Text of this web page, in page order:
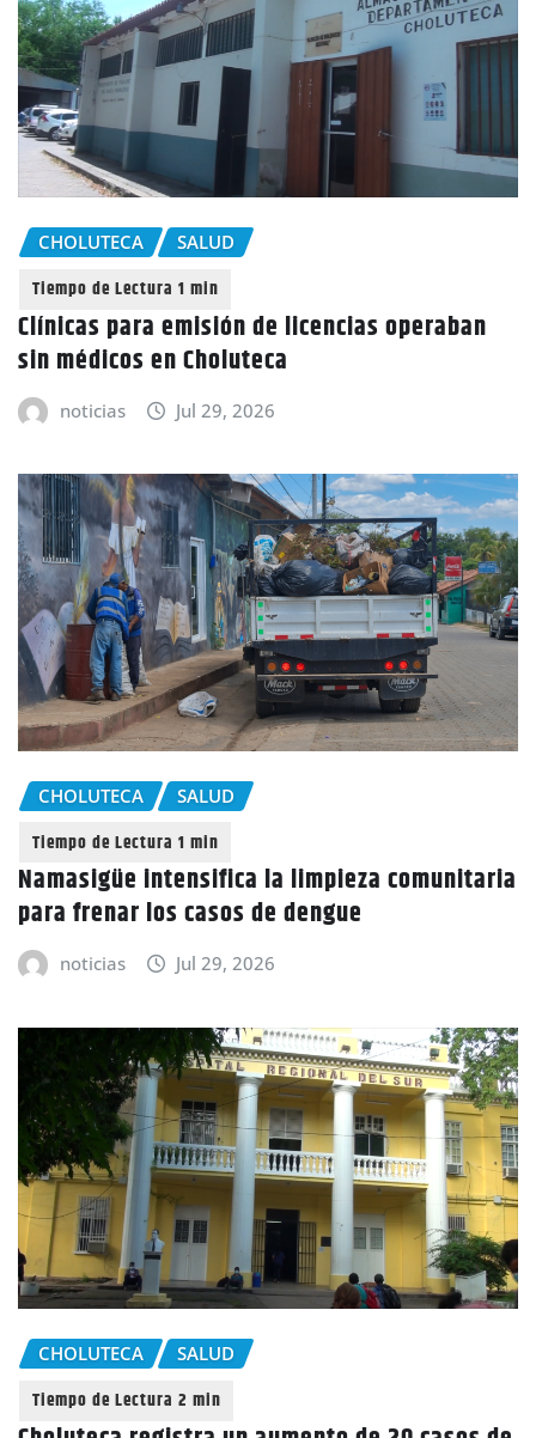
CHOLUTECA SALUD
Clínicas para emisión de licencias operaban
sin médicos en Choluteca
noticias Jul 29, 2026
CHOLUTECA SALUD
Namasigüe intensifica la limpieza comunitaria
para frenar los casos de dengue
noticias Jul 29, 2026
CHOLUTECA SALUD